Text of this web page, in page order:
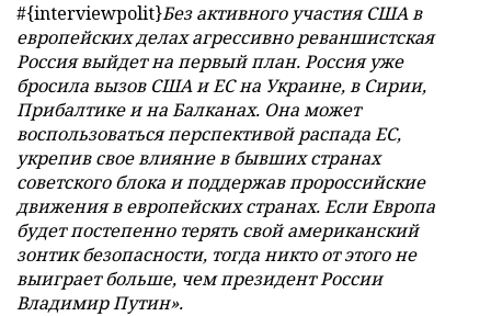
#{interviewpolit}Без активного участия США в
европейских делах агрессивно реваншистская
Россия выйдет на первый план. Россия уже
бросила вызов США и ЕС на Украине, в Сирии,
Прибалтике и на Балканах. Она может
воспользоваться перспективой распада ЕС,
укрепив свое влияние в бывших странах
советского блока и поддержав пророссийские
движения в европейских странах. Если Европа
будет постепенно терять свой американский
зонтик безопасности, тогда никто от этого не
выиграет больше, чем президент России
Владимир Путин».